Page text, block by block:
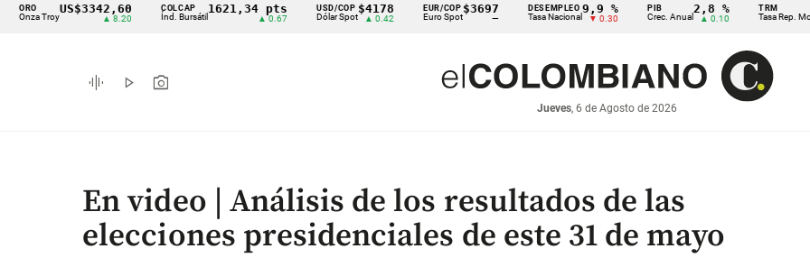
Cintillo
indicadores
económicos
Troy
US$3342,60 COLCAP
Índ. Bursátil
1621,34 pts USD/COP
Dólar Spot
$4178
▲ 0.42
EUR/COP
Euro Spot
$3697
—
DESEMPLEO
Tasa Nacional
9,9 %
▼ 0.30
PIB
Crec. Anual
2,8 %
▲ 0.10
TRM
Tasa Rep. Moneda
graphic_eq play_arrow photo_camera
Jueves, 6 de Agosto de 2026
En video | Análisis de los resultados de las
elecciones presidenciales de este 31 de mayo